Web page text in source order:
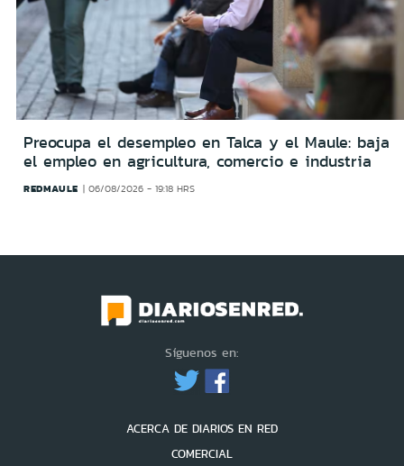
Preocupa el desempleo en Talca y el Maule: baja
el empleo en agricultura, comercio e industria
REDMAULE 06/08/2026 - 19:18 HRS
Síguenos en:
ACERCA DE DIARIOS EN RED
COMERCIAL